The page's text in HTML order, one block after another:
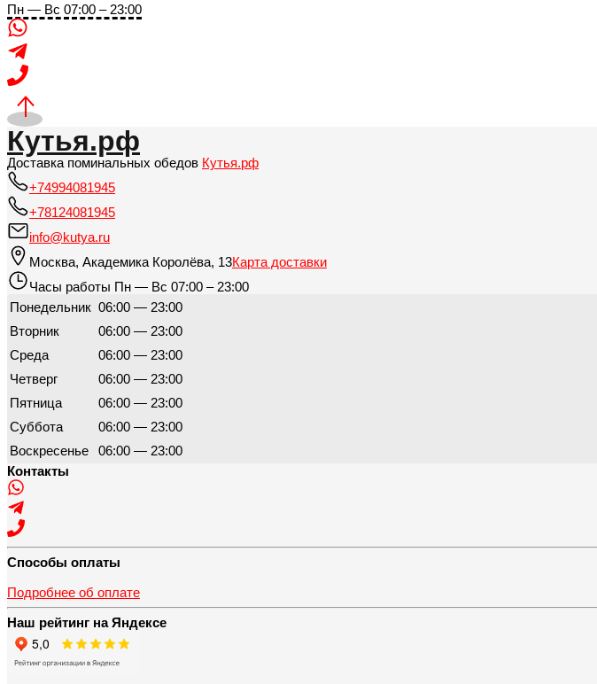
Пн — Вс 07:00 – 23:00
Кутья.рф
Доставка поминальных обедов Кутья.рф
+74994081945
+78124081945
info@kutya.ru
Москва, Академика Королёва, 13Карта доставки
Часы работы Пн — Вс 07:00 – 23:00
Понедельник 06:00 — 23:00
Вторник
06:00 — 23:00
Среда
06:00 — 23:00
Четверг
06:00 — 23:00
Пятница
06:00 — 23:00
Суббота
06:00 — 23:00
Воскресенье
06:00 — 23:00
Контакты
Способы оплаты
Подробнее об оплате
Наш рейтинг на Яндексе